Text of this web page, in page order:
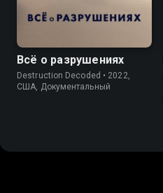
Всё о разрушениях
Destruction Decoded • 2022,
США, Документальный